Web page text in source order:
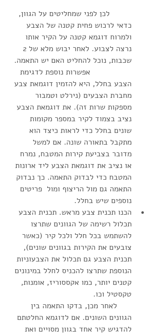
         לכן לפני שמחליטים על הגוון,
כדאי לרכוש פחית קטנה של הצבע
ולמרוח דוגמא קטנה על הקיר אותו
שכבות, נוכל להחליט האם יש התאמה.
                 אפשרות נוספת לדגימת
הצבע בחלל, היא להזמין דוגמאת צבע
מחברת הצבעים (נירלט וטמבור
מספקות שרות זה). את דוגמאת הצבע
נציב בצמוד לקיר במספר מקומות
שונים בחלל כדי לראות כיצד הוא
מתקבל בתאורה שונה. אם למשל
מדובר בצביעת קירות המטבח, נמרח
או נציב את דוגמאת הצבע ליד ארונות
המטבח כדי לבדוק התאמה. כך נבדוק
התאמה גם מול הריצוף ומול  פריטים
נוספים שיש בחלל.
הכנו תכנית צבע מראש. תכנית הצבע
תכלול רשימה של הגוונים שתרצו
להשתמש בכל חלל ולכל קיר (כאשר
צובעים את הקירות בגוונים שונים),
תכנית הצבע גם תכלול את הצבעוניות
הנוספת שתרצו להכניס לחלל במינונים
קטנים יותר, כמו אקססוריז, אומנות,
טקסטיל וכו.
      לאחר מכן, בדקו התאמה בין
הגוונים השונים. אם לדוגמא החלטתם
להדגיש קיר אחד בגוון מסויים ואת